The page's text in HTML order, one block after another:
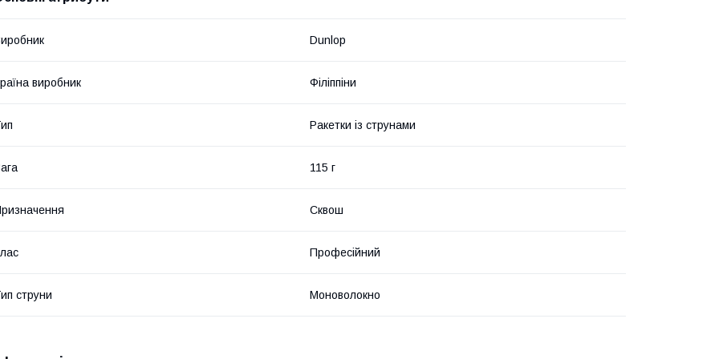
Dunlop
виробник Філіппіни
Ракетки із струнами
115 г
Сквош
Професійний
струни Моноволокно